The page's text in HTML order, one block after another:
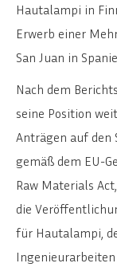
Hautalampi in
Erwerb einer
San Juan in
Nach dem
seine Position
Anträgen auf den
gemäß dem EU-
Raw Materials
die
für Hautalampi,
Ingenieurarbeiten